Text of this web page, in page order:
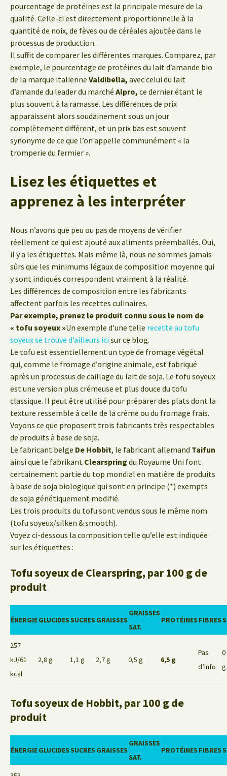
pourcentage de protéines est la principale mesure de la
qualité. Celle-ci est directement proportionnelle à la
quantité de noix, de fèves ou de céréales ajoutée dans le
processus de production.
Il suffit de comparer les différentes marques. Comparez, par
exemple, le pourcentage de protéines du lait d’amande bio
de la marque italienne Valdibella, avec celui du lait
d’amande du leader du marché Alpro, ce dernier étant le
plus souvent à la ramasse. Les différences de prix
apparaissent alors soudainement sous un jour
complètement différent, et un prix bas est souvent
synonyme de ce que l’on appelle communément « la
tromperie du fermier ».
Lisez les étiquettes et
apprenez à les interpréter
Nous n’avons que peu ou pas de moyens de vérifier
réellement ce qui est ajouté aux aliments préemballés. Oui,
il y a les étiquettes. Mais même là, nous ne sommes jamais
sûrs que les minimums légaux de composition moyenne qui
y sont indiqués correspondent vraiment à la réalité.
Les différences de composition entre les fabricants
affectent parfois les recettes culinaires.
Par exemple, prenez le produit connu sous le nom de
« tofu soyeux »Un exemple d’une telle recette au tofu
soyeux se trouve d’ailleurs ici sur ce blog.
Le tofu est essentiellement un type de fromage végétal
qui, comme le fromage d’origine animale, est fabriqué
après un processus de caillage du lait de soja. Le tofu soyeux
est une version plus crémeuse et plus douce du tofu
classique. Il peut être utilisé pour préparer des plats dont la
texture ressemble à celle de la crème ou du fromage frais.
Voyons ce que proposent trois fabricants très respectables
de produits à base de soja.
Le fabricant belge De Hobbit, le fabricant allemand Taifun
ainsi que le fabrikant Clearspring du Royaume Uni font
certainement partie du top mondial en matière de produits
à base de soja biologique qui sont en principe (*) exempts
de soja génétiquement modifié.
Les trois produits du tofu sont vendus sous le même nom
(tofu soyeux/silken & smooth).
Voyez ci-dessous la composition telle qu’elle est indiquée
sur les étiquettes :
Tofu soyeux de Clearspring, par 100 g de
produit
ÉNERGIEGLUCIDESSUCRES GRAISSES
GRAISSES
SAT.
PROTÉINES FIBRES
257
kJ/61
kcal
2,8 g 1,1 g 2,7 g 0,5 g 6,5 g
Pas
d’info
0
g
Tofu soyeux de Hobbit, par 100 g de
produit
ÉNERGIEGLUCIDESSUCRES GRAISSES
GRAISSES
SAT.
PROTÉINES FIBRES